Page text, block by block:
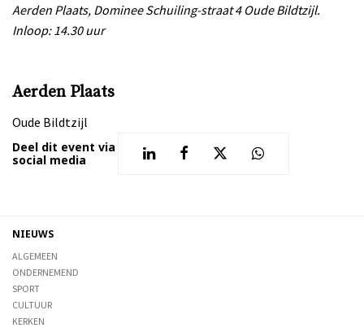
Aerden Plaats, Dominee Schuiling-straat 4 Oude Bildtzijl.
Inloop: 14.30 uur
Aerden Plaats
Oude Bildtzijl
Deel dit event via
social media
NIEUWS
ALGEMEEN
ONDERNEMEND
SPORT
CULTUUR
KERKEN